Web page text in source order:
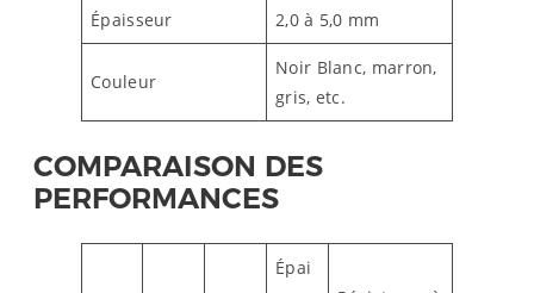
Épaisseur 2,0 à 5,0 mm
Couleur
Noir Blanc, marron,
gris, etc.
COMPARAISON DES
PERFORMANCES
Épai